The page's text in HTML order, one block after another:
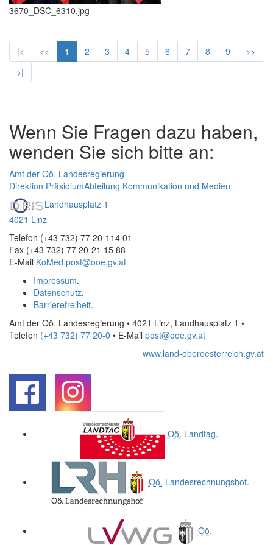
3670_DSC_6310.jpg
|< << 1 2 3 4 5 6 7 8 9
>>
>|
Wenn Sie Fragen dazu haben,
wenden Sie sich bitte an:
Amt der Oö. Landesregierung
Direktion PräsidiumAbteilung Kommunikation und Medien
Landhausplatz 1
4021 Linz
Telefon (+43 732) 77 20-114 01
Fax (+43 732) 77 20-21 15 88
E-Mail KoMed.post@ooe.gv.at
Impressum.
Datenschutz.
Barrierefreiheit.
Amt der Oö. Landesregierung • 4021 Linz, Landhausplatz 1 •
Telefon (+43 732) 77 20-0 • E-Mail post@ooe.gv.at
www.land-oberoesterreich.gv.at
Oö. Landtag.
Oö. Landesrechnungshof.
Oö.